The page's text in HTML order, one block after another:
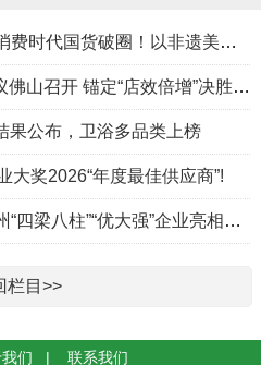
中国日报网报道日丰卫浴新消费时代国货破圈！以非遗美学重构居家生活方式
安华卫浴2026经销商VIP会议佛山召开 锚定“店效倍增”决胜高端卫浴新赛道
果公布，卫浴多品类上榜
大奖2026“年度最佳供应商”!
行业唯一！安彼卫浴作为潮州“四梁八柱”“优大强”企业亮相《飞越广东·产业脊梁》
栏目>>
们 | 联系我们